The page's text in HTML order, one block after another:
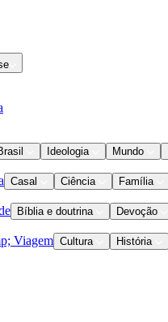
Ideologia Mundo
Casal Ciência Família
Bíblia e doutrina Devoção
Viagem Cultura História